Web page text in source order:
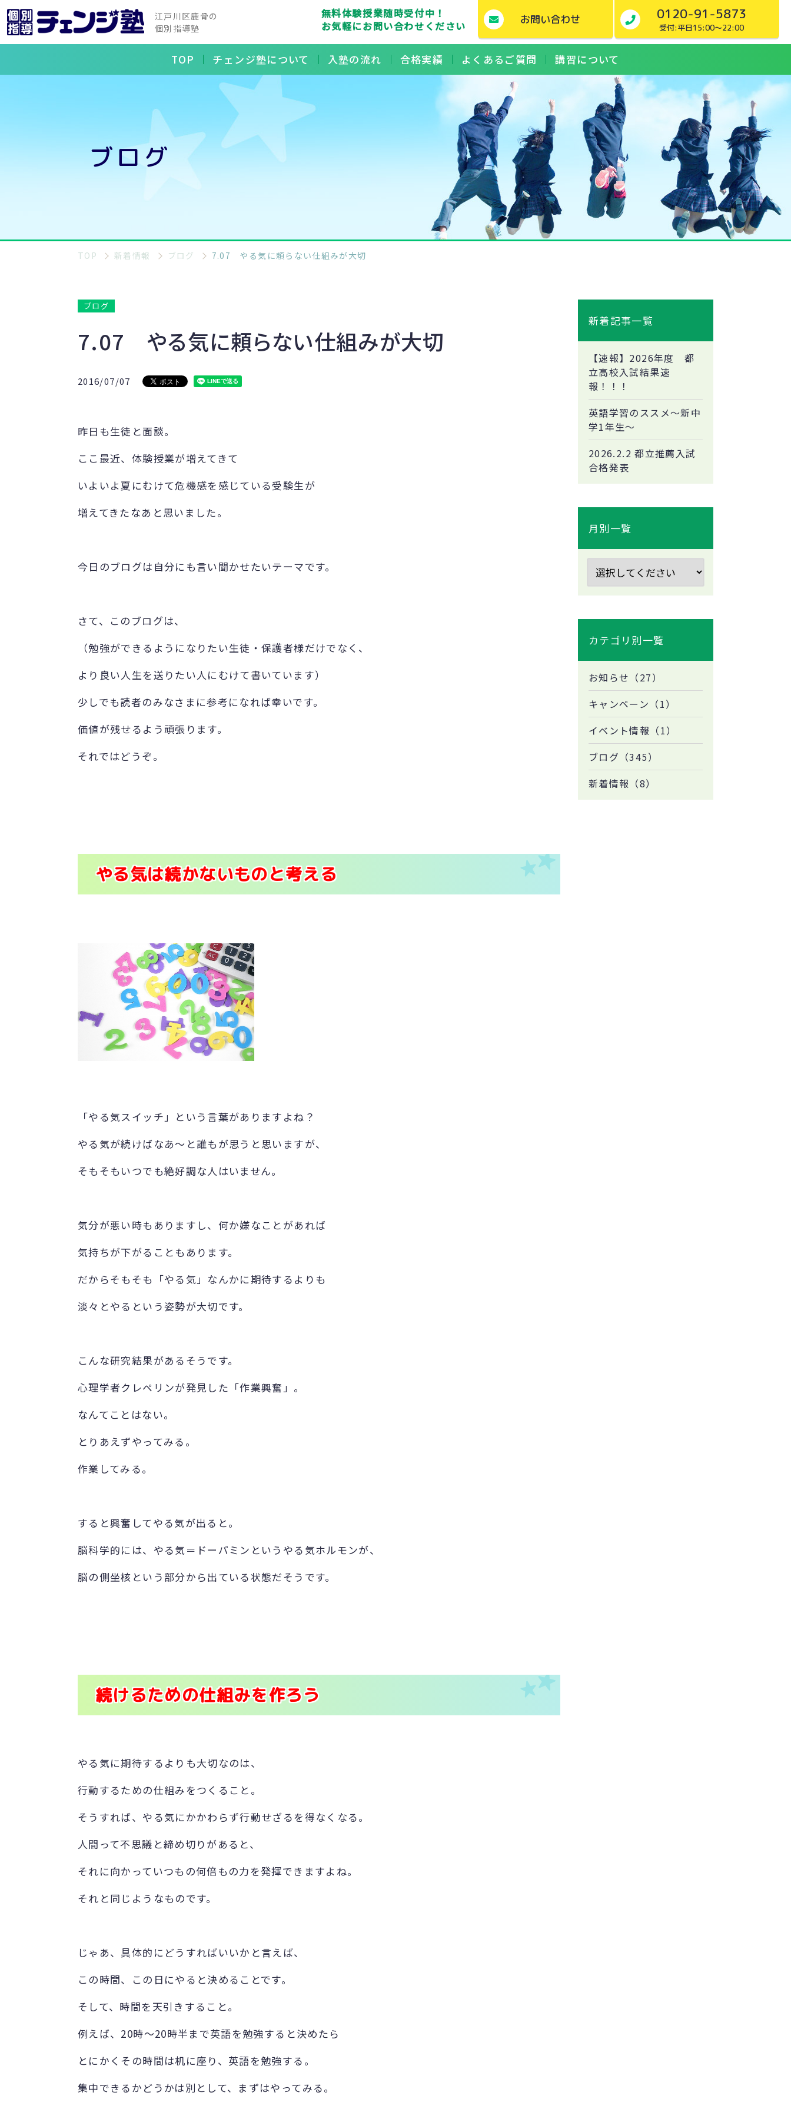
江戸川区鹿骨の
個別指導塾
TOP チェンジ塾について 入塾の流れ 合格実績 よくあるご質問 講習について
無料体験授業随時受付中！
お気軽にお問い合わせください
お問い合わせ 0120-91-5873
受付:平日15:00～22:00
ブログ
TOP 新着情報 ブログ 7.07 やる気に頼らない仕組みが大切
ブログ
7.07 やる気に頼らない仕組みが大切
2016/07/07
昨日も生徒と面談。
ここ最近、体験授業が増えてきて
いよいよ夏にむけて危機感を感じている受験生が
増えてきたなあと思いました。
今日のブログは自分にも言い聞かせたいテーマです。
さて、このブログは、
（勉強ができるようになりたい生徒・保護者様だけでなく、
より良い人生を送りたい人にむけて書いています）
少しでも読者のみなさまに参考になれば幸いです。
価値が残せるよう頑張ります。
それではどうぞ。
やる気は続かないものと考える
「やる気スイッチ」という言葉がありますよね？
やる気が続けばなあ～と誰もが思うと思いますが、
そもそもいつでも絶好調な人はいません。
気分が悪い時もありますし、何か嫌なことがあれば
気持ちが下がることもあります。
だからそもそも「やる気」なんかに期待するよりも
淡々とやるという姿勢が大切です。
こんな研究結果があるそうです。
心理学者クレペリンが発見した「作業興奮」。
なんてことはない。
とりあえずやってみる。
作業してみる。
すると興奮してやる気が出ると。
脳科学的には、やる気＝ドーパミンというやる気ホルモンが、
脳の側坐核という部分から出ている状態だそうです。
続けるための仕組みを作ろう
やる気に期待するよりも大切なのは、
行動するための仕組みをつくること。
そうすれば、やる気にかかわらず行動せざるを得なくなる。
人間って不思議と締め切りがあると、
それに向かっていつもの何倍もの力を発揮できますよね。
それと同じようなものです。
じゃあ、具体的にどうすればいいかと言えば、
この時間、この日にやると決めることです。
そして、時間を天引きすること。
例えば、20時～20時半まで英語を勉強すると決めたら
とにかくその時間は机に座り、英語を勉強する。
集中できるかどうかは別として、まずはやってみる。
新着記事一覧
【速報】2026年度 都
立高校入試結果速
報！！！
英語学習のススメ～新中
学1年生～
2026.2.2 都立推薦入試
合格発表
月別一覧
カテゴリ別一覧
お知らせ（27）
キャンペーン（1）
イベント情報（1）
ブログ（345）
新着情報（8）